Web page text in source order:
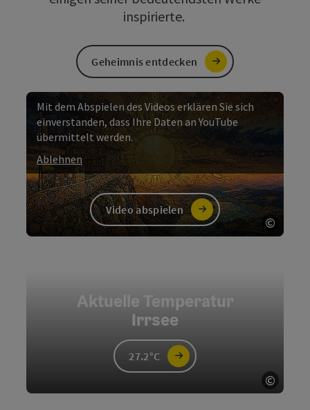
inspirierte.
Geheimnis entdecken
©
Video abspielen
Mit dem Abspielen des Videos erklären Sie sich
einverstanden, dass Ihre Daten an YouTube
übermittelt werden.
Ablehnen
©
Aktuelle Temperatur
Irrsee
27.2°C